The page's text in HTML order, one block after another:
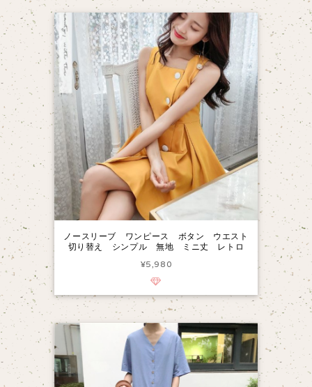
ノースリーブ ワンピース ボタン ウエスト
切り替え シンプル 無地 ミニ丈 レトロ
¥5,980